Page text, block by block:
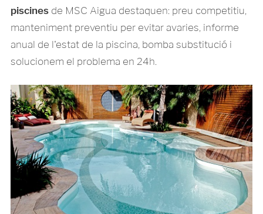
piscinesde MSC Aigua destaquen: preu competitiu,
manteniment preventiu per evitar avaries, informe
anual de l'estat de la piscina, bomba substitució i
solucionem el problema en 24h.